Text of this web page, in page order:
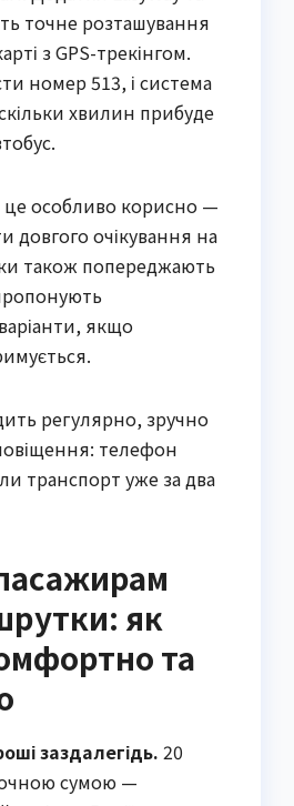
точне розташування
з GPS-трекінгом.
номер 513, і система
хвилин прибуде
це особливо корисно —
довгого очікування на
також попереджають
якщо
регулярно, зручно
телефон
транспорт уже за два
як
та
заздалегідь. 20
сумою —